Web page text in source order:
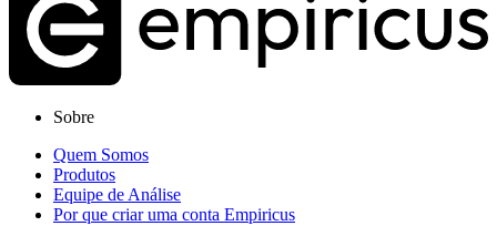
Sobre
Quem Somos
Produtos
Equipe de Análise
Por que criar uma conta Empiricus